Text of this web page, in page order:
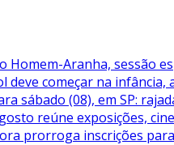
Homem-Aranha, sessão
deve começar na infância,
sábado (08), em SP:
reúne exposições,
prorroga inscrições